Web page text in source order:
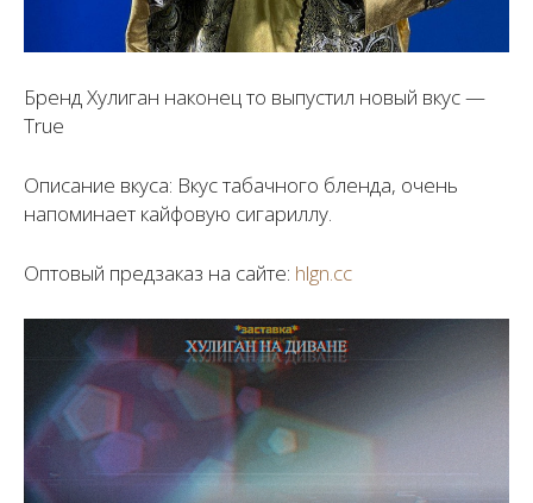
Бренд Хулиган наконец то выпустил новый вкус —
True
Описание вкуса: Вкус табачного бленда, очень
напоминает кайфовую сигариллу.
Оптовый предзаказ на сайте: hlgn.cc